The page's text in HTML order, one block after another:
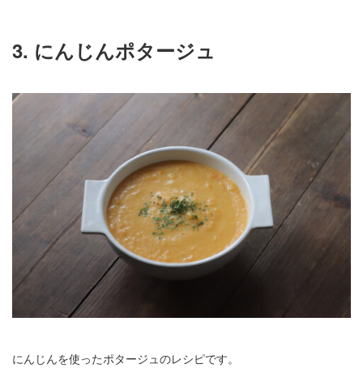
3. にんじんポタージュ
にんじんを使ったポタージュのレシピです。